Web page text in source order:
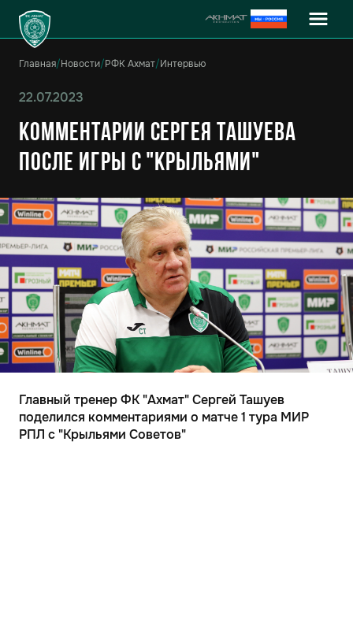
Главная/Новости/РФК Ахмат/Интервью
22.07.2023
Комментарии Сергея Ташуева
после игры с "Крыльями"
Главный тренер ФК "Ахмат" Сергей Ташуев
поделился комментариями о матче 1 тура МИР
РПЛ с "Крыльями Советов"